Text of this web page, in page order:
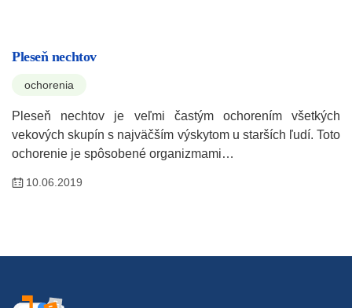
Pleseň nechtov
ochorenia
Pleseň nechtov je veľmi častým ochorením všetkých
vekových skupín s najväčším výskytom u starších ľudí. Toto
ochorenie je spôsobené organizmami…
10.06.2019